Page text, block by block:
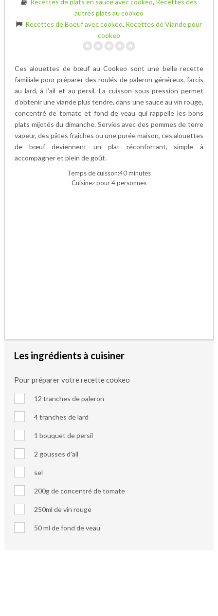
Recettes de plats en sauce avec cookeo, Recettes des
autres plats au cookeo
Recettes de Boeuf avec cookeo, Recettes de Viande pour
cookeo
Ces alouettes de bœuf au Cookeo sont une belle recette
familiale pour préparer des roulés de paleron généreux, farcis
au lard, à l’ail et au persil. La cuisson sous pression permet
d’obtenir une viande plus tendre, dans une sauce au vin rouge,
concentré de tomate et fond de veau qui rappelle les bons
plats mijotés du dimanche. Servies avec des pommes de terre
vapeur, des pâtes fraîches ou une purée maison, ces alouettes
de bœuf deviennent un plat réconfortant, simple à
accompagner et plein de goût.
Temps de cuisson:40 minutes
Cuisinez pour 4 personnes
Les ingrédients à cuisiner
Pour préparer votre recette cookeo
12 tranches de paleron
4 tranches de lard
1 bouquet de persil
2 gousses d'ail
sel
200g de concentré de tomate
250ml de vin rouge
50 ml de fond de veau